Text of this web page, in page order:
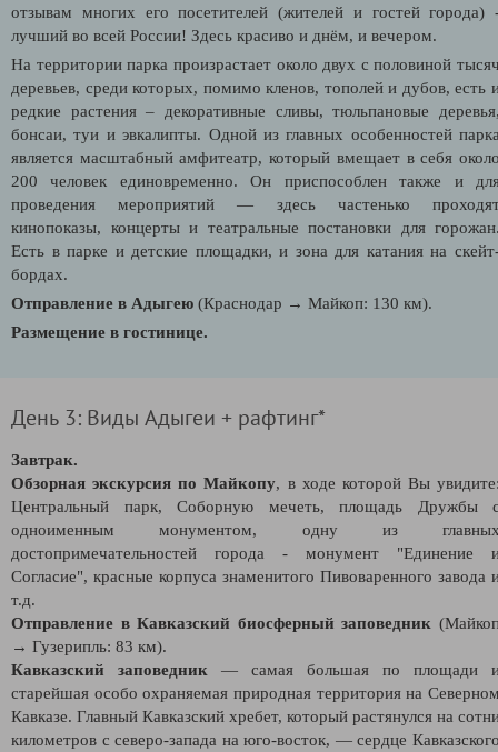
отзывам многих его посетителей (жителей и гостей города)
лучший во всей России! Здесь красиво и днём, и вечером.
На территории парка произрастает около двух с половиной
деревьев, среди которых, помимо кленов, тополей и дубов, есть
редкие растения – декоративные сливы, тюльпановые
бонсаи, туи и эвкалипты. Одной из главных особенностей
является масштабный амфитеатр, который вмещает в себя
200 человек единовременно. Он приспособлен также и
проведения мероприятий — здесь частенько
кинопоказы, концерты и театральные постановки для
Есть в парке и детские площадки, и зона для катания на
бордах.
Отправление в Адыгею (Краснодар → Майкоп: 130 км).
Размещение в гостинице.
День 3: Виды Адыгеи + рафтинг*
Завтрак.
Обзорная экскурсия по Майкопу, в ходе которой Вы
Центральный парк, Соборную мечеть, площадь Дружбы
одноименным монументом, одну из
достопримечательностей города - монумент "Единение
Согласие", красные корпуса знаменитого Пивоваренного завода
т.д.
Отправление в Кавказский биосферный заповедник
→ Гузерипль: 83 км).
Кавказский заповедник — самая большая по площади
старейшая особо охраняемая природная территория на
Кавказе. Главный Кавказский хребет, который растянулся на
километров с северо-запада на юго-восток, — сердце